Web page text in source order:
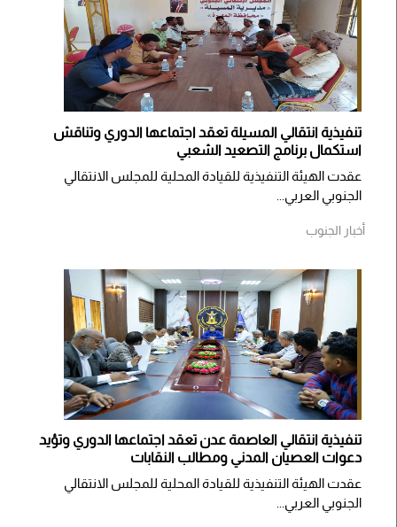
تنفيذية انتقالي المسيلة تعقد اجتماعها الدوري وتناقش
استكمال برنامج التصعيد الشعبي
عقدت الهيئة التنفيذية للقيادة المحلية للمجلس الانتقالي
الجنوبي العربي...
أخبار الجنوب
تنفيذية انتقالي العاصمة عدن تعقد اجتماعها الدوري وتؤيد
دعوات العصيان المدني ومطالب النقابات
​عقدت الهيئة التنفيذية للقيادة المحلية للمجلس الانتقالي
الجنوبي العربي...